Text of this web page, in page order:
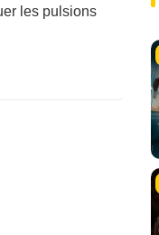
les pulsions